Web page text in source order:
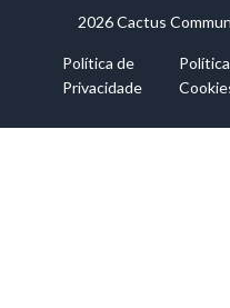
2026 Cactus
Política de
Privacidade